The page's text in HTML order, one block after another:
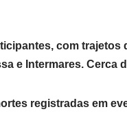
com trajetos
e Intermares. Cerca
registradas em